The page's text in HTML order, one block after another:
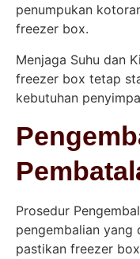
penumpukan
freezer box.
Menjaga Suhu dan
freezer box tetap
kebutuhan
Prosedur
pengembalian yang
pastikan freezer